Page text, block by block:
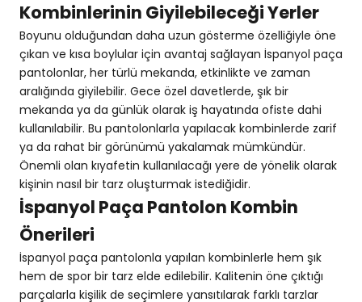
Kombinlerinin Giyilebileceği Yerler
Boyunu olduğundan daha uzun gösterme özelliğiyle öne
çıkan ve kısa boylular için avantaj sağlayan İspanyol paça
pantolonlar, her türlü mekanda, etkinlikte ve zaman
aralığında giyilebilir. Gece özel davetlerde, şık bir
mekanda ya da günlük olarak iş hayatında ofiste dahi
kullanılabilir. Bu pantolonlarla yapılacak kombinlerde zarif
ya da rahat bir görünümü yakalamak mümkündür.
Önemli olan kıyafetin kullanılacağı yere de yönelik olarak
kişinin nasıl bir tarz oluşturmak istediğidir.
İspanyol Paça Pantolon Kombin
Önerileri
İspanyol paça pantolonla yapılan kombinlerle hem şık
hem de spor bir tarz elde edilebilir. Kalitenin öne çıktığı
parçalarla kişilik de seçimlere yansıtılarak farklı tarzlar